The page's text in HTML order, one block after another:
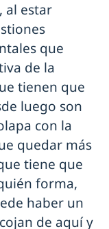
, al estar
que
de la
tienen que
luego son
con la
quedar más
tiene que
forma,
haber un
de aquí y